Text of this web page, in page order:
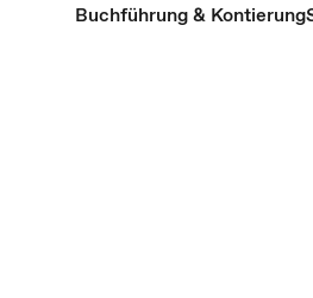
Buchführung & Kontierung